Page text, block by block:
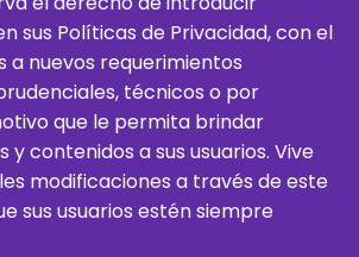
sus Políticas de Privacidad, con el
a nuevos requerimientos
técnicos o por
que le permita brindar
y contenidos a sus usuarios. Vive
modificaciones a través de este
sus usuarios estén siempre